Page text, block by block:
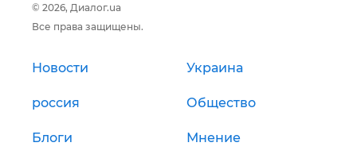
© 2026, Диалог.ua
Все права защищены.
Новости Украина
россия Общество
Блоги Мнение